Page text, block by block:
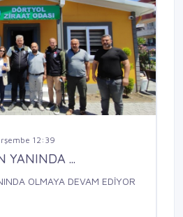
12:39
YANINDA ...
OLMAYA DEVAM EDİYOR